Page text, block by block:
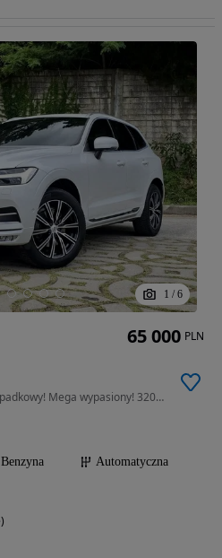
1 / 6
1969 cm3 • 320 KM • T6! Bezwypadkowy! Mega wypasiony! 320KM!!!
Benzyna
Automatyczna
65 000 PLN